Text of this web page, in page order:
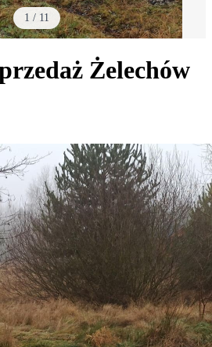
1 / 11
Żelechów